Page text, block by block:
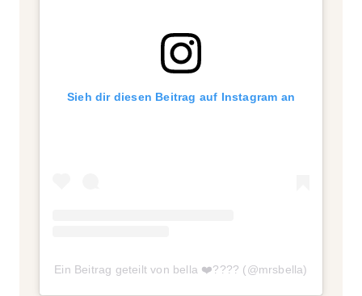
Sieh dir diesen Beitrag auf Instagram an
Ein Beitrag geteilt von bella ❤️‍???? (@mrsbella)